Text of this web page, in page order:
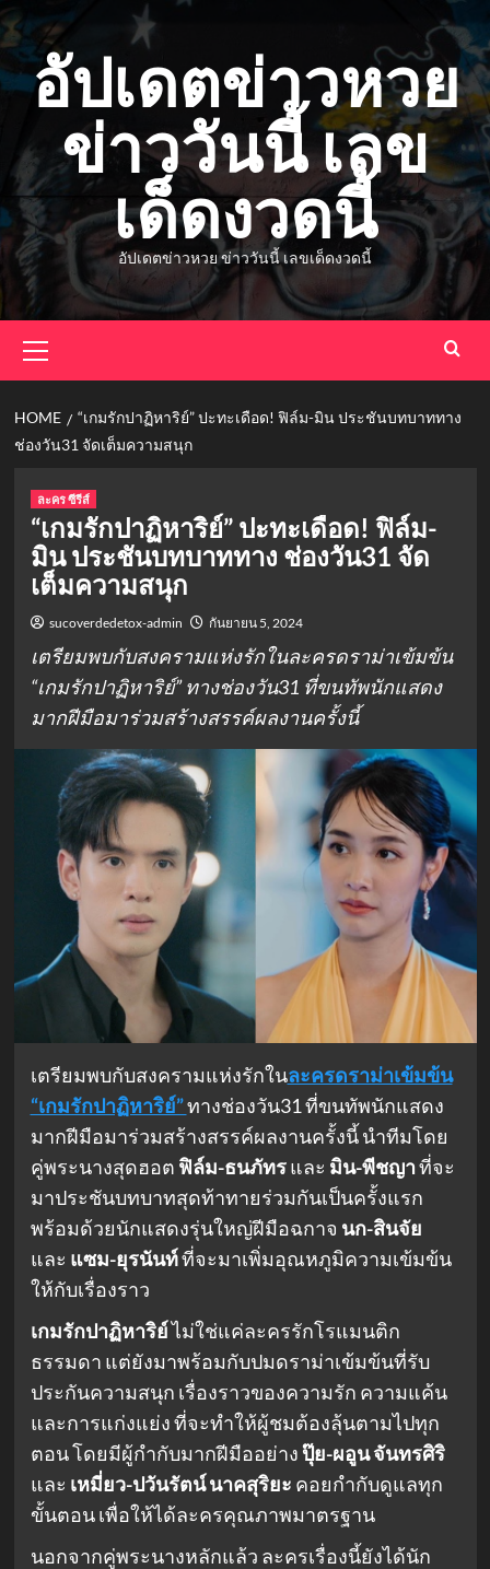
Skip
to
contentอัปเดตข่าวหวย
ข่าววันนี้ เลข
เด็ดงวดนี้
อัปเดตข่าวหวย ข่าววันนี้ เลขเด็ดงวดนี้
Menu
HOME
“เกมรักปาฏิหาริย์” ปะทะเดือด! ฟิล์ม-มิน ประชันบทบาททาง
ช่องวัน31 จัดเต็มความสนุก
ละคร ซีรีส์
“เกมรักปาฏิหาริย์” ปะทะเดือด! ฟิล์ม-
มิน ประชันบทบาททาง ช่องวัน31 จัด
เต็มความสนุก
sucoverdedetox-admin กันยายน 5, 2024
เตรียมพบกับสงครามแห่งรักในละครดราม่าเข้มข้น
“เกมรักปาฏิหาริย์” ทางช่องวัน31 ที่ขนทัพนักแสดง
มากฝีมือมาร่วมสร้างสรรค์ผลงานครั้งนี้
เตรียมพบกับสงครามแห่งรักในละครดราม่าเข้มข้น
“เกมรักปาฏิหาริย์”ทางช่องวัน31 ที่ขนทัพนักแสดง
มากฝีมือมาร่วมสร้างสรรค์ผลงานครั้งนี้ นำทีมโดย
คู่พระนางสุดฮอต ฟิล์ม-ธนภัทรและ มิน-พีชญาที่จะ
มาประชันบทบาทสุดท้าทายร่วมกันเป็นครั้งแรก
พร้อมด้วยนักแสดงรุ่นใหญ่ฝีมือฉกาจ นก-สินจัย
และ แซม-ยุรนันท์ที่จะมาเพิ่มอุณหภูมิความเข้มข้น
ให้กับเรื่องราว
เกมรักปาฏิหาริย์ไม่ใช่แค่ละครรักโรแมนติก
ธรรมดา แต่ยังมาพร้อมกับปมดราม่าเข้มข้นที่รับ
ประกันความสนุก เรื่องราวของความรัก ความแค้น
และการแก่งแย่ง ที่จะทำให้ผู้ชมต้องลุ้นตามไปทุก
ตอน โดยมีผู้กำกับมากฝีมืออย่างปุ๊ย-ผอูน จันทรศิริ
และ เหมี่ยว-ปวันรัตน์ นาคสุริยะ คอยกำกับดูแลทุก
ขั้นตอน เพื่อให้ได้ละครคุณภาพมาตรฐาน
นอกจากคู่พระนางหลักแล้ว ละครเรื่องนี้ยังได้นัก